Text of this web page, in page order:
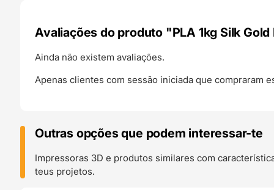
Avaliações do produto "PLA 1kg Silk Gold
Ainda não existem avaliações.
Apenas clientes com sessão iniciada que compraram
Outras opções que podem interessar-te
Impressoras 3D e produtos similares com
teus projetos.